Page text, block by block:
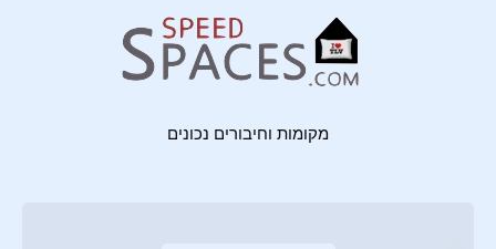
מקומות וחיבורים נכונים